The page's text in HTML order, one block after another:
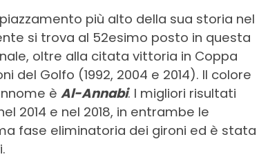
più alto della sua storia nel
si trova al 52esimo posto in questa
oltre alla citata vittoria in Coppa
del Golfo (1992, 2004 e 2014). Il colore
è Al-Annabi. I migliori risultati
2014 e nel 2018, in entrambe le
fase eliminatoria dei gironi ed è stata